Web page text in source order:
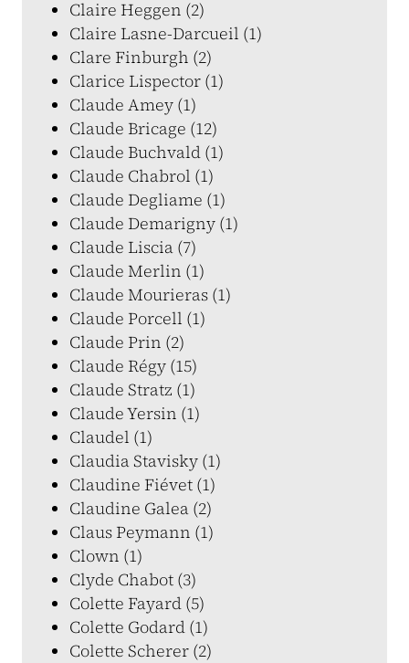
Claire Heggen (2)
Claire Lasne-Darcueil (1)
Clare Finburgh (2)
Clarice Lispector (1)
Claude Amey (1)
Claude Bricage (12)
Claude Buchvald (1)
Claude Chabrol (1)
Claude Degliame (1)
Claude Demarigny (1)
Claude Liscia (7)
Claude Merlin (1)
Claude Mourieras (1)
Claude Porcell (1)
Claude Prin (2)
Claude Régy (15)
Claude Stratz (1)
Claude Yersin (1)
Claudel (1)
Claudia Stavisky (1)
Claudine Fiévet (1)
Claudine Galea (2)
Claus Peymann (1)
Clown (1)
Clyde Chabot (3)
Colette Fayard (5)
Colette Godard (1)
Colette Scherer (2)